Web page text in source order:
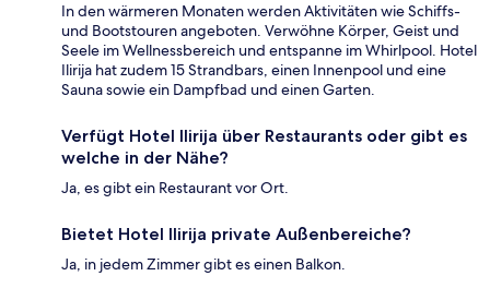
In den wärmeren Monaten werden Aktivitäten wie Schiffs-
und Bootstouren angeboten. Verwöhne Körper, Geist und
Seele im Wellnessbereich und entspanne im Whirlpool. Hotel
Ilirija hat zudem 15 Strandbars, einen Innenpool und eine
Sauna sowie ein Dampfbad und einen Garten.
Verfügt Hotel Ilirija über Restaurants oder gibt es
welche in der Nähe?
Ja, es gibt ein Restaurant vor Ort.
Bietet Hotel Ilirija private Außenbereiche?
Ja, in jedem Zimmer gibt es einen Balkon.